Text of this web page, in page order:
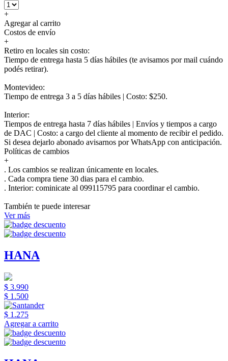
+
Agregar al carrito
Costos de envío
+
Retiro en locales sin costo:
Tiempo de entrega hasta 5 días hábiles (te avisamos por mail cuándo
podés retirar).
Montevideo:
Tiempo de entrega 3 a 5 días hábiles | Costo: $250.
Interior:
Tiempos de entrega hasta 7 días hábiles | Envíos y tiempos a cargo
de DAC | Costo: a cargo del cliente al momento de recibir el pedido.
Si desea dejarlo abonado avisarnos por WhatsApp con anticipación.
Políticas de cambios
+
. Los cambios se realizan únicamente en locales.
. Cada compra tiene 30 dias para el cambio.
. Interior: cominicate al 099115795 para coordinar el cambio.
También te puede interesar
Ver más
HANA
$ 3.990
$ 1.500
$ 1.275
Agregar a carrito